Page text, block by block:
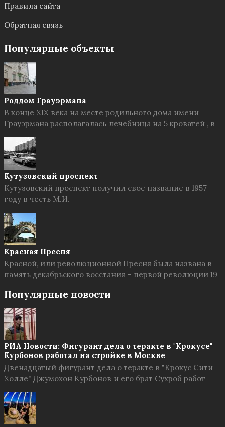
Правила сайта
Обратная связь
Популярные объекты
Роддом Грауэрмана
В конце XIX века на месте родильного дома имени
Грауэрмана располагалась лечебница на 5 кроватей , в
Кутузовский проспект
Кутузовский проспект получил свое название в 1957
году в честь М.И.
Красная Пресня
Красной, или революционной Пресня была названа в
память декабрьского восстания – первой революции 19
Популярные новости
РИА Новости: Фигурант дела о теракте в "Крокусе"
Курбонов работал на стройке в Москве
Двенадцатый фигурант дела о теракте в "Крокус Сити
Холле" Джумохон Курбонов и его брат Сухроб работ